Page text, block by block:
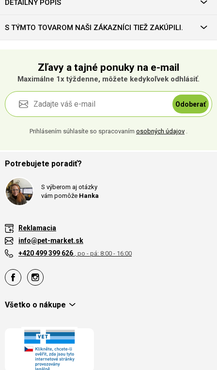
DETAILNÝ POPIS
S TÝMTO TOVAROM NAŠI ZÁKAZNÍCI TIEŽ ZAKÚPILI.
Zľavy a tajné ponuky na e-mail
Maximálne 1x týždenne, môžete kedykoľvek odhlásiť.
Odoberať
Prihlásením súhlasíte so spracovaním osobných údajov .
Potrebujete poradiť?
S výberom aj otázky
vám pomôže Hanka
Reklamacia
info@pet-market.sk
+420 499 399 626 , po - pá: 8:00 - 16:00
Všetko o nákupe